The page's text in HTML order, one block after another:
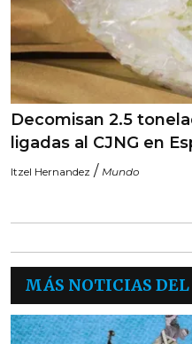
Decomisan 2.5
ligadas al CJNG en
Itzel Hernandez / Mundo
MÁS NOTICIAS